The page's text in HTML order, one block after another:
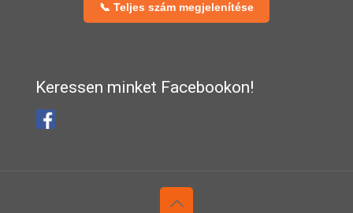
📞 Teljes szám megjelenítése
Keressen minket Facebookon!